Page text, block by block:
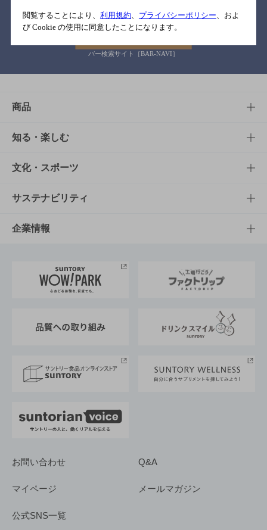
バー検索サイト［BAR-NAVI］
商品
商品TOP
商品一覧
商品発売情報
栄養成分一覧
知る・楽しむ
知る・楽しむTOP
キャンペーン
工場見学
地域情報
文化・スポーツ
文化・スポーツTOP
サントリーホール
サントリーサンバーズ大阪
サステナビリティ
サステナビリティTOP
サントリーが考えるサステナビリティ経営
企業情報
企業概要
採用情報
お問い合わせ Q&A
マイページ メールマガジン
公式SNS一覧
閲覧することにより、 利用規約、 プライバシーポリシー、およ
び Cookie の使用に同意したことになります。